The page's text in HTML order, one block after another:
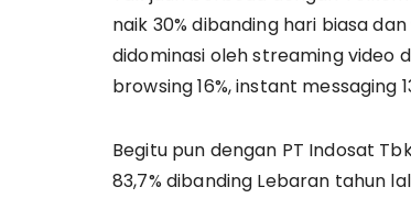
naik 30% dibanding hari biasa
didominasi oleh streaming video
browsing 16%, instant messaging
Begitu pun dengan PT Indosat
83,7% dibanding Lebaran tahun